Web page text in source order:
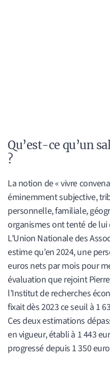
Qu’est-ce qu’un
?
La notion de « vivre
éminemment subjective,
personnelle, familiale,
organismes ont tenté de
L’Union Nationale des
estime qu’en 2024, une
euros nets par mois pour
évaluation que rejoint
l’Institut de recherches
fixait dès 2023 ce seuil à 1
Ces deux estimations
en vigueur, établi à 1 443
progressé depuis 1 350